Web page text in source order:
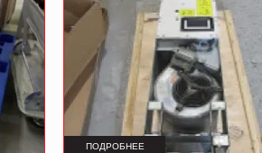
ПОДРОБНЕЕ